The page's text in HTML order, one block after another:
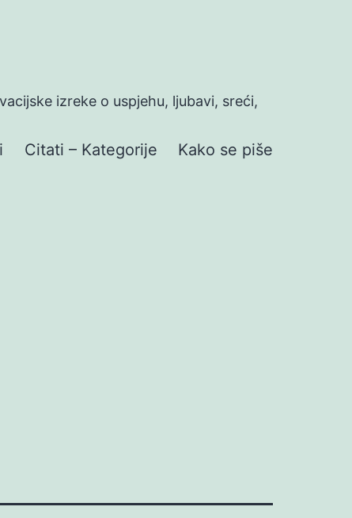
izreke o uspjehu, ljubavi, sreći,
Citati – Kategorije Kako se piše